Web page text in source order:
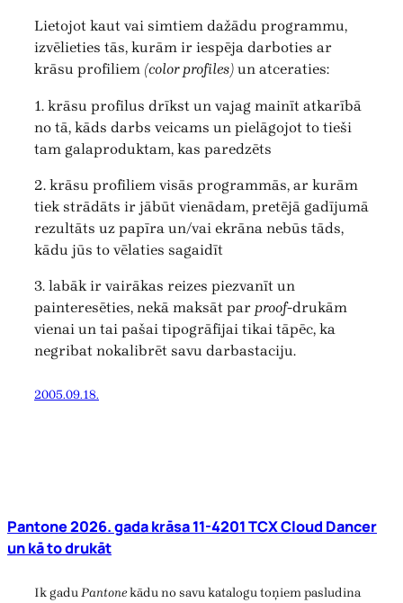
Lietojot kaut vai simtiem dažādu programmu,
izvēlieties tās, kurām ir iespēja darboties ar
krāsu profiliem (color profiles) un atceraties:
1. krāsu profilus drīkst un vajag mainīt atkarībā
no tā, kāds darbs veicams un pielāgojot to tieši
tam galaproduktam, kas paredzēts
2. krāsu profiliem visās programmās, ar kurām
tiek strādāts ir jābūt vienādam, pretējā gadījumā
rezultāts uz papīra un/vai ekrāna nebūs tāds,
kādu jūs to vēlaties sagaidīt
3. labāk ir vairākas reizes piezvanīt un
painteresēties, nekā maksāt par proof-drukām
vienai un tai pašai tipogrāfijai tikai tāpēc, ka
negribat nokalibrēt savu darbastaciju.
2005.09.18.
Pantone 2026. gada krāsa 11-4201 TCX Cloud Dancer
un kā to drukāt
Ik gaduPantonekādu no savu katalogu toņiem pasludina